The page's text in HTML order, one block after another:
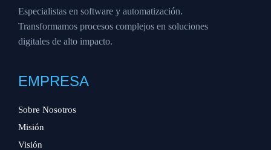
Especialistas en software y automatización.
Transformamos procesos complejos en soluciones
digitales de alto impacto.
EMPRESA
Sobre Nosotros
Misión
Visión